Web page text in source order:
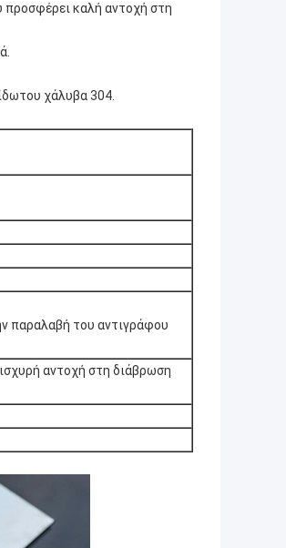
προσφέρει καλή αντοχή στη
χάλυβα 304.
παραλαβή του αντιγράφου
αντοχή στη διάβρωση